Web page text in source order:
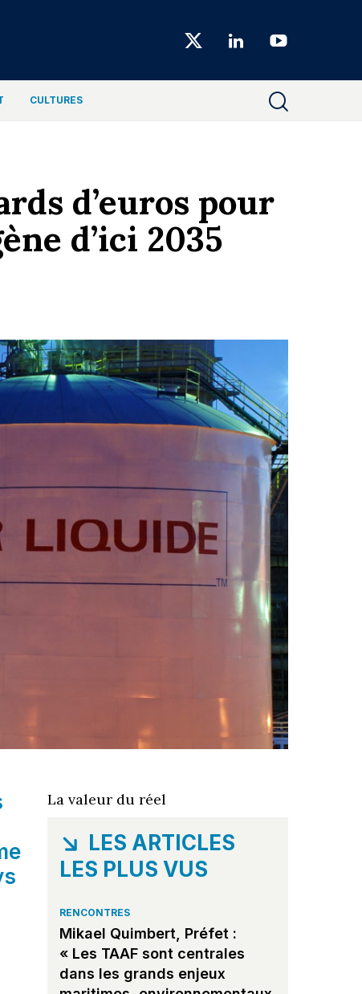
Choiseul
CULTURES
d’euros pour
d’ici 2035
La valeur du réel
LES ARTICLES
LES PLUS VUS
RENCONTRES
Mikael Quimbert, Préfet :
« Les TAAF sont centrales
dans les grands enjeux